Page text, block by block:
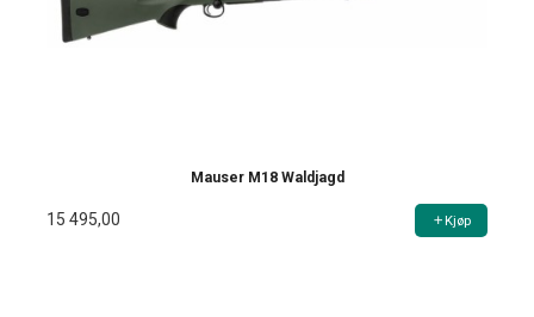
Mauser M18 Waldjagd
15 495,00 Kjøp